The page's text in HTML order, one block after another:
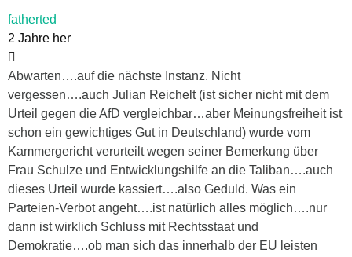
fatherted
2 Jahre her
Abwarten….auf die nächste Instanz. Nicht
vergessen….auch Julian Reichelt (ist sicher nicht mit dem
Urteil gegen die AfD vergleichbar…aber Meinungsfreiheit ist
schon ein gewichtiges Gut in Deutschland) wurde vom
Kammergericht verurteilt wegen seiner Bemerkung über
Frau Schulze und Entwicklungshilfe an die Taliban….auch
dieses Urteil wurde kassiert….also Geduld. Was ein
Parteien-Verbot angeht….ist natürlich alles möglich….nur
dann ist wirklich Schluss mit Rechtsstaat und
Demokratie….ob man sich das innerhalb der EU leisten